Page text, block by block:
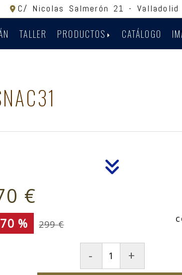
C/ Nicolas Salmerón 21 - Valladolid
TALLER PRODUCTOS CATÁLOGO
€
% 299 €
-
+